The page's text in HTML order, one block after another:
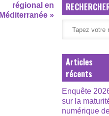
régional en
Méditerranée »
Articles
récents
Enquête
sur la
numérique